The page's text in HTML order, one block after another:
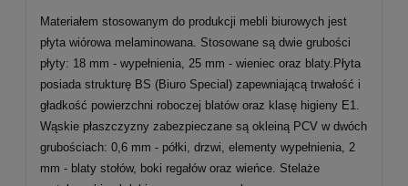
Materiałem stosowanym do produkcji mebli biurowych jest
płyta wiórowa melaminowana. Stosowane są dwie grubości
płyty: 18 mm - wypełnienia, 25 mm - wieniec oraz blaty.Płyta
posiada strukturę BS (Biuro Special) zapewniającą trwałość i
gładkość powierzchni roboczej blatów oraz klasę higieny E1.
Wąskie płaszczyzny zabezpieczane są okleiną PCV w dwóch
grubościach: 0,6 mm - półki, drzwi, elementy wypełnienia, 2
mm - blaty stołów, boki regałów oraz wieńce. Stelaże